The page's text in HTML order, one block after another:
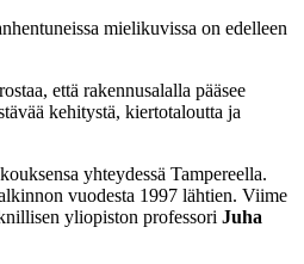
mielikuvissa on edelleen
että rakennusalalla pääsee
kehitystä, kiertotaloutta ja
yhteydessä Tampereella.
vuodesta 1997 lähtien. Viime
yliopiston professori Juha